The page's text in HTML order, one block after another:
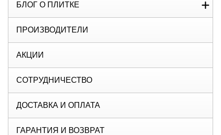
БЛОГ О ПЛИТКЕ
ПРОИЗВОДИТЕЛИ
АКЦИИ
СОТРУДНИЧЕСТВО
ДОСТАВКА И ОПЛАТА
ГАРАНТИЯ И ВОЗВРАТ